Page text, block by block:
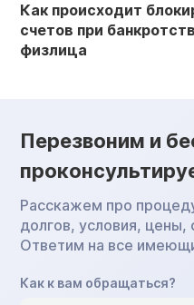
Как происходит
счетов при
физлица
Перезвоним и
Расскажем про
долгов, условия,
Ответим на все
Как к вам обращаться?